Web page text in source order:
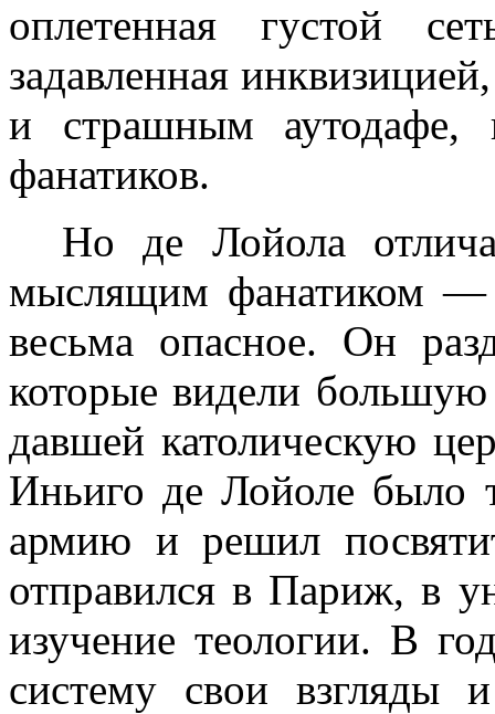
оплетенная густой
задавленная
и страшным аутодафе,
фанатиков.
Но де Лойола
мыслящим фанатиком —
весьма опасное. Он
которые видели
давшей католическую
Иньиго де Лойоле было
армию и решил
отправился в Париж, в
изучение теологии. В
систему свои взгляды